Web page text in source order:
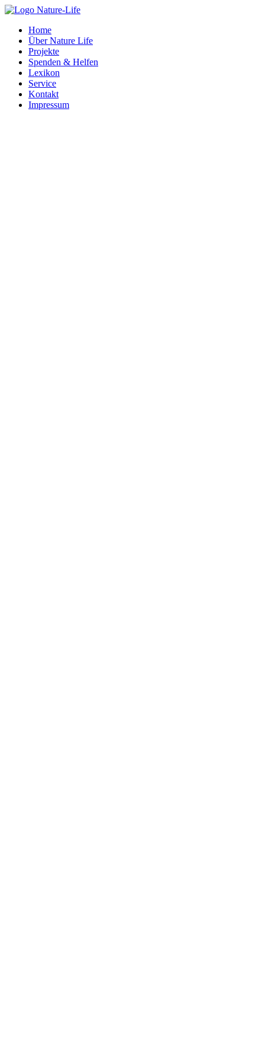
Home
Über Nature Life
Projekte
Spenden & Helfen
Lexikon
Service
Kontakt
Impressum